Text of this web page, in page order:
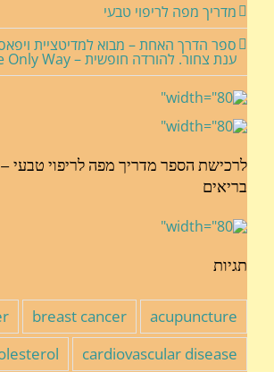
מדריך מפה לריפוי טבעי
ספר הדרך האחת – מבוא למדיטציית
ענת צחור. להורדה חופשית – The Only Way.
לרכישת הספר מדריך מפה לריפוי טבעי
בריאים
תגיות
acupuncture
breast cancer
cardiovascular disease